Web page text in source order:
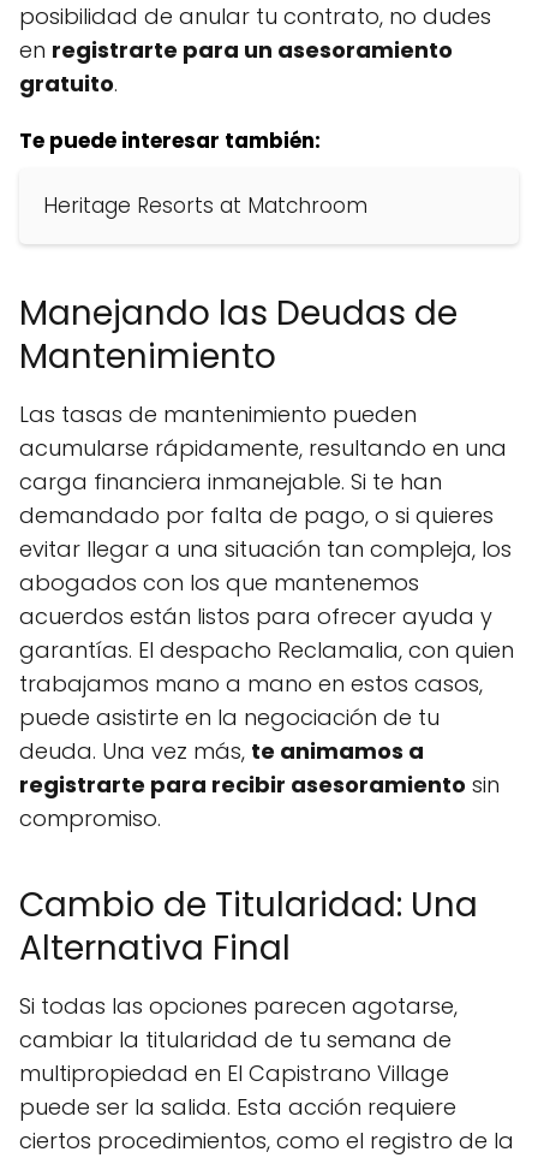
posibilidad de anular tu contrato, no dudes
en registrarte para un asesoramiento
gratuito.
Te puede interesar también:
Heritage Resorts at Matchroom
Manejando las Deudas de
Mantenimiento
Las tasas de mantenimiento pueden
acumularse rápidamente, resultando en una
carga financiera inmanejable. Si te han
demandado por falta de pago, o si quieres
evitar llegar a una situación tan compleja, los
abogados con los que mantenemos
acuerdos están listos para ofrecer ayuda y
garantías. El despacho Reclamalia, con quien
trabajamos mano a mano en estos casos,
puede asistirte en la negociación de tu
deuda. Una vez más, te animamos a
registrarte para recibir asesoramiento sin
compromiso.
Cambio de Titularidad: Una
Alternativa Final
Si todas las opciones parecen agotarse,
cambiar la titularidad de tu semana de
multipropiedad en El Capistrano Village
puede ser la salida. Esta acción requiere
ciertos procedimientos, como el registro de la